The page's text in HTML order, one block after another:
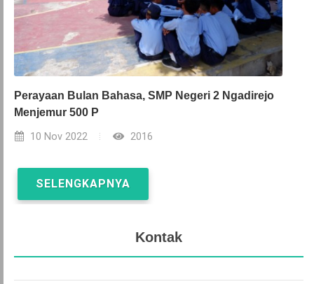
Kontak
Perayaan Bulan Bahasa, SMP Negeri 2 Ngadirejo
Menjemur 500 P
10 Nov 2022 2016
SELENGKAPNYA